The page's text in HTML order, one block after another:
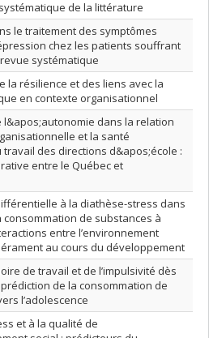
de la littérature
le traitement des symptômes
chez les patients souffrant
revue systématique
la résilience et des liens avec la
en contexte organisationnel
l&apos;autonomie dans la relation
et la santé
des directions d&apos;école :
entre le Québec et
à la diathèse-stress dans
de substances à
entre l’environnement
au cours du développement
de travail et de l’impulsivité dès
de la consommation de
l’adolescence
et à la qualité de